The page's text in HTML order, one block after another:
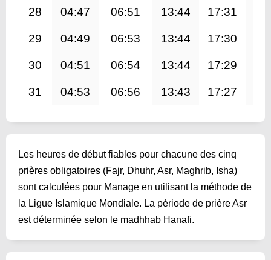
28 04:47 06:51 13:44 17:31
29 04:49 06:53 13:44 17:30
30 04:51 06:54 13:44 17:29
31 04:53 06:56 13:43 17:27
Les heures de début fiables pour chacune des cinq
prières obligatoires (Fajr, Dhuhr, Asr, Maghrib, Isha)
sont calculées pour Manage en utilisant la méthode de
la Ligue Islamique Mondiale. La période de prière Asr
est déterminée selon le madhhab Hanafi.